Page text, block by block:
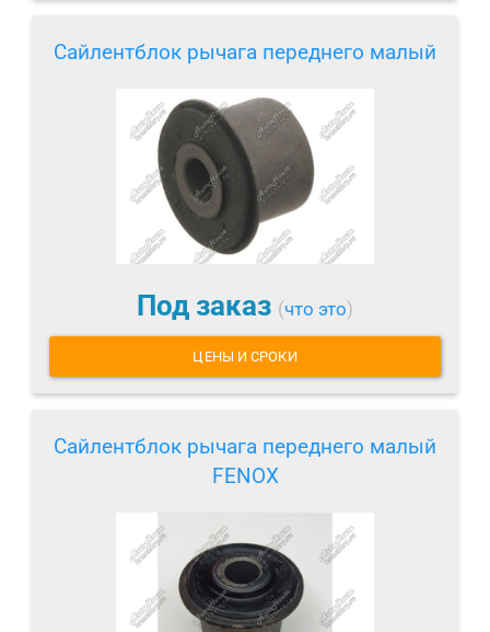
Сайлентблок рычага переднего малый
Под заказ (что это)
ЦЕНЫ И СРОКИ
Сайлентблок рычага переднего малый
FENOX